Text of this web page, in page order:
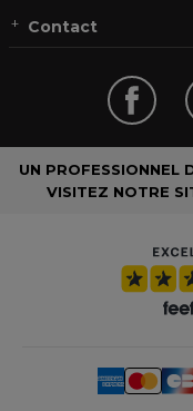
Contact
UN PROFESSIONNEL
VISITEZ NOTRE